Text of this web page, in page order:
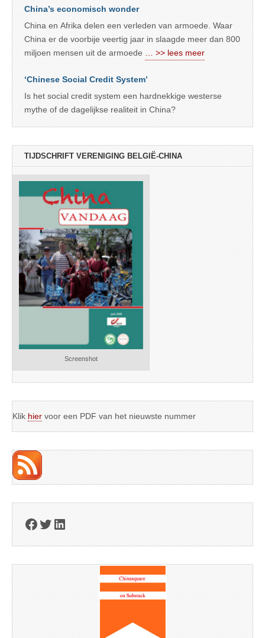
China’s economisch wonder
China en Afrika delen een verleden van armoede. Waar
China er de voorbije veertig jaar in slaagde meer dan 800
miljoen mensen uit de armoede
… >> lees meer
‘Chinese Social Credit System’
Is het social credit system een hardnekkige westerse
mythe of de dagelijkse realiteit in China?
TIJDSCHRIFT VERENIGING BELGIË-CHINA
Screenshot
Klik hier voor een PDF van het nieuwste nummer
Facebook
Twitter
LinkedIn